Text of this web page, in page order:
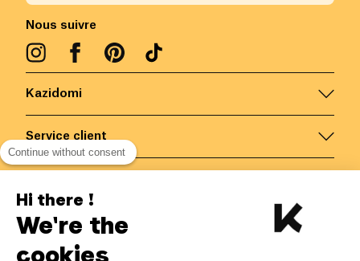
Kazidomi
Service client
Nous suivre
Belgique/FR
Continue without consent
Hi there !
We're the
cookies